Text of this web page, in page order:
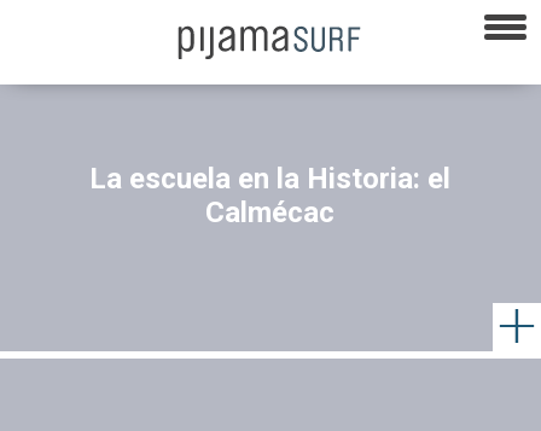
⁠La escuela en la Historia: el
Calmécac